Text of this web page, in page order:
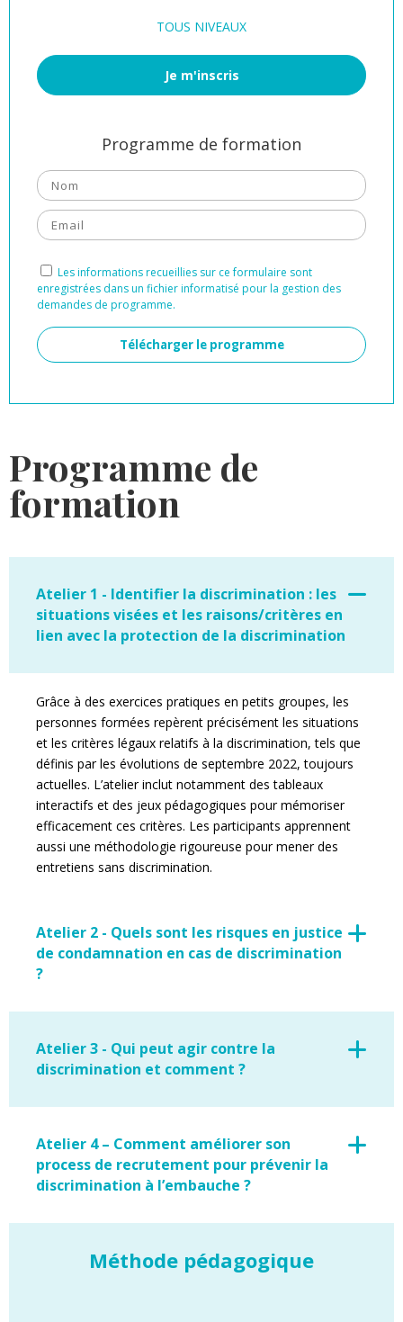
TOUS NIVEAUX
Je m'inscris
Programme de formation
Les informations recueillies sur ce formulaire sont
enregistrées dans un fichier informatisé pour la gestion des
demandes de programme.
Programme de
formation
Atelier 1 - Identifier la discrimination : les
situations visées et les raisons/critères en
lien avec la protection de la discrimination
Grâce à des exercices pratiques en petits groupes, les
personnes formées repèrent précisément les situations
et les critères légaux relatifs à la discrimination, tels que
définis par les évolutions de septembre 2022, toujours
actuelles. L’atelier inclut notamment des tableaux
interactifs et des jeux pédagogiques pour mémoriser
efficacement ces critères. Les participants apprennent
aussi une méthodologie rigoureuse pour mener des
entretiens sans discrimination.
Atelier 2 - Quels sont les risques en justice
de condamnation en cas de discrimination
?
Atelier 3 - Qui peut agir contre la
discrimination et comment ?
Atelier 4 – Comment améliorer son
process de recrutement pour prévenir la
discrimination à l’embauche ?
Méthode pédagogique